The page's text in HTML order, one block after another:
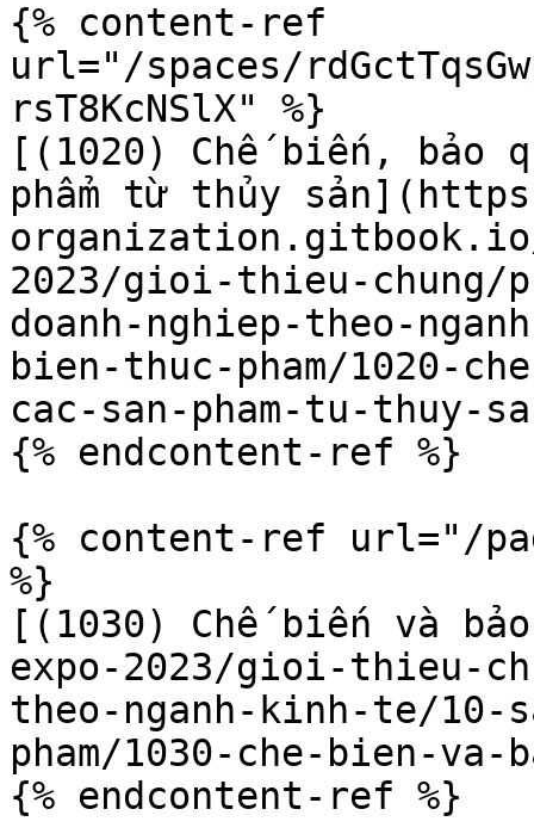
{% content-ref
url="/spaces/
rsT8KcNSlX" %}
[(1020) Chế biến, bảo
phẩm từ thủy
2023/gioi-thieu-chung/
doanh-nghiep-theo-
bien-thuc-pham/1020-
cac-san-pham-tu-thuy-
{% endcontent-ref %}
{% content-ref url="/
%}
[(1030) Chế biến và
expo-2023/gioi-thieu-
theo-nganh-kinh-te/10-
pham/1030-che-bien-va-
{% endcontent-ref %}